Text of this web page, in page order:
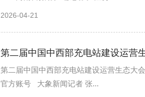
2026-04-21
第二届中国中西部充电站建设运营
第二届中国中西部充电站建设运营生态大
官方账号 大象新闻记者 张...